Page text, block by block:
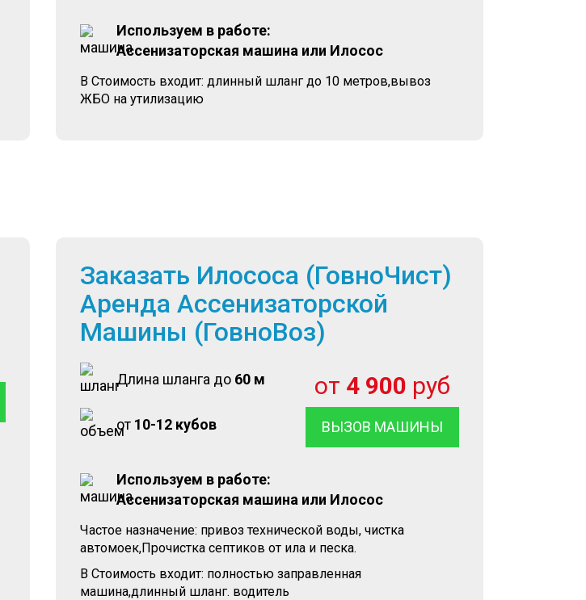
Используем в работе:
Ассенизаторская машина или Илосос
В Стоимость входит: длинный шланг до 10 метров,вывоз
ЖБО на утилизацию
Заказать Илососа (ГовноЧист)
Аренда Ассенизаторской
Машины (ГовноВоз)
Длина шланга до 60 м
от 10-12 кубов
от 4 900 руб
ВЫЗОВ МАШИНЫ
Используем в работе:
Ассенизаторская машина или Илосос
Частое назначение: привоз технической воды, чистка
автомоек,Прочистка септиков от ила и песка.
В Стоимость входит: полностью заправленная
машина,длинный шланг. водитель